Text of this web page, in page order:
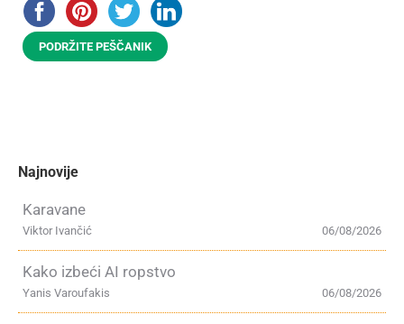
PODRŽITE PEŠČANIK
Najnovije
Karavane
06/08/2026
Viktor Ivančić
Kako izbeći AI ropstvo
06/08/2026
Yanis Varoufakis